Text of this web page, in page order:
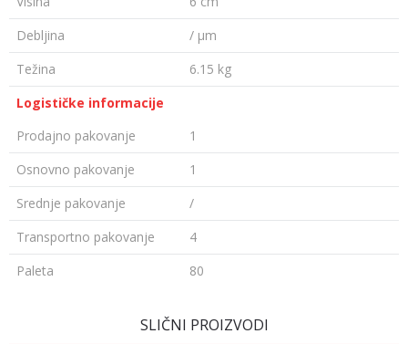
Debljina
/ µm
Težina
6.15 kg
Logističke informacije
Prodajno pakovanje
1
Osnovno pakovanje
1
Srednje pakovanje
/
Transportno pakovanje
4
Paleta
80
SLIČNI PROIZVODI